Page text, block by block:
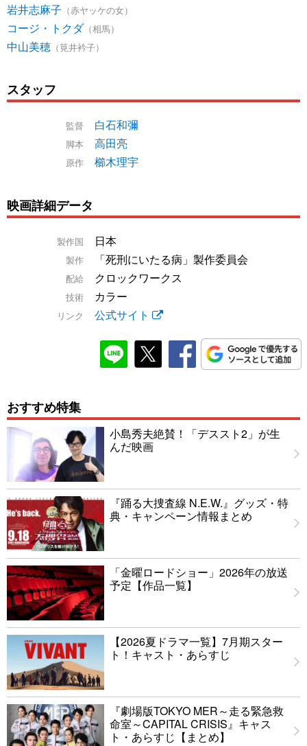
岩井志麻子 （赤ヤッケの女）
コージ・トクダ（相馬）
中山美穂 （筧井衿子）
スタッフ
監督 白石和彌
脚本 高田亮
原作 櫛木理宇
映画詳細データ
製作国 日本
製作 「死刑にいたる病」製作委員会
配給 クロックワークス
技術 カラー
リンク 公式サイト
おすすめ特集
小島秀夫絶賛！「デススト2」が生
んだ映画
『踊る大捜査線 N.E.W.』グッズ・特
典・キャンペーン情報まとめ
「金曜ロードショー」2026年の放送
予定【作品一覧】
【2026夏ドラマ一覧】7月期スター
ト！キャスト・あらすじ
『劇場版TOKYO MER～走る緊急救
命室～CAPITAL CRISIS』キャス
ト・あらすじ【まとめ】